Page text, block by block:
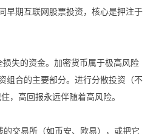
早期互联网股票投资，核心是押注于
失的资金。加密货币属于极高风险
组合的主要部分。进行分散投资（不
，高回报永远伴随着高风险。
交易所（如币安、欧易），或把它